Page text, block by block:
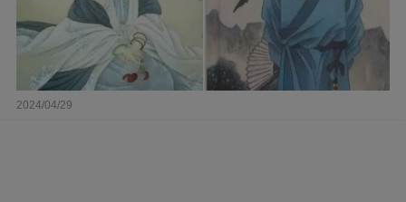
2024/04/29